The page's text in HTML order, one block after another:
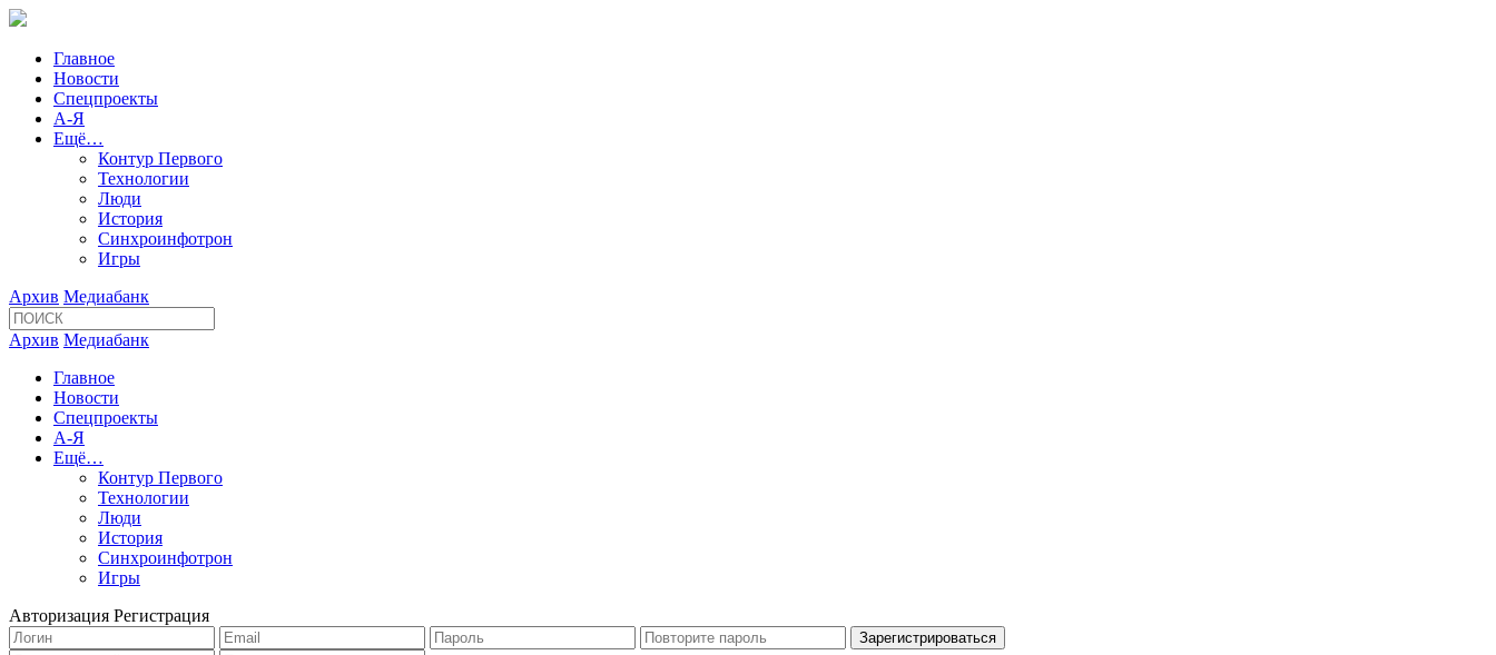
Главное
Новости
Спецпроекты
А-Я
Ещё…
Контур Первого
Технологии
Люди
История
Синхроинфотрон
Игры
Архив Медиабанк
Архив Медиабанк
Главное
Новости
Спецпроекты
А-Я
Ещё…
Контур Первого
Технологии
Люди
История
Синхроинфотрон
Игры
Авторизация Регистрация